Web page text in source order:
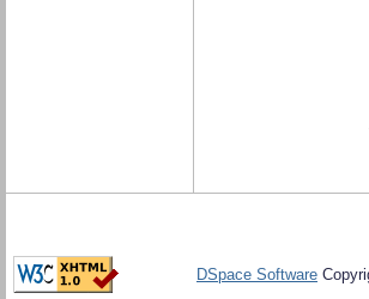
DSpace Software